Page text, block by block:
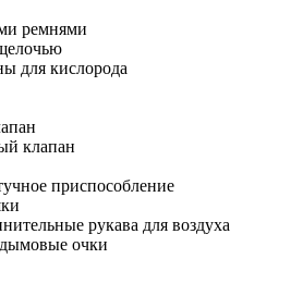
ремнями
для кислорода
клапан
приспособление
рукава для воздуха
очки